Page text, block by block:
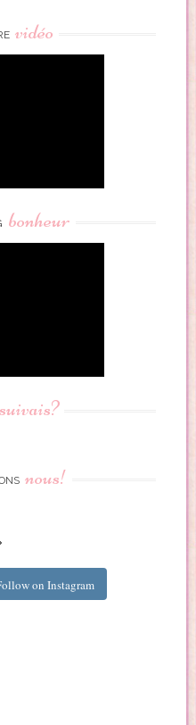
vidéo
bonheur
suivais?
nous!
on Instagram